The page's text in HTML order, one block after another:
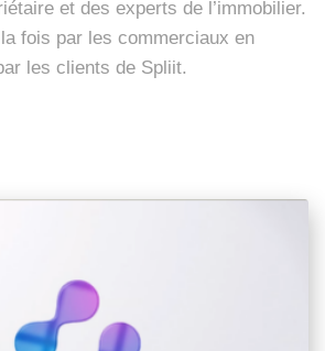
et des experts de l’immobilier.
fois par les commerciaux en
les clients de Spliit.